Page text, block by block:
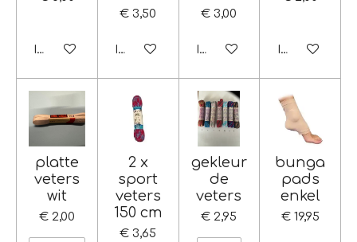
In winkelwagen
€ 3,50
In winkelwagen
€ 3,00
In winkelwagenIn
platte
veters
wit
€ 2,00
2 x
sport
veters
150 cm
€ 3,65
gekleur
de
veters
€ 2,95
bunga
pads
enkel
€ 19,95